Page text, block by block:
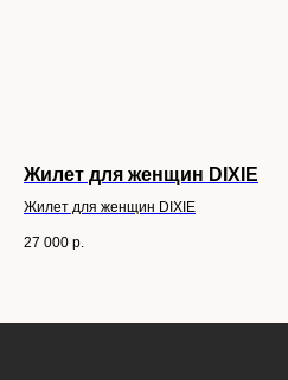
Жилет для женщин DIXIE
Жилет для женщин DIXIE
27 000 р.